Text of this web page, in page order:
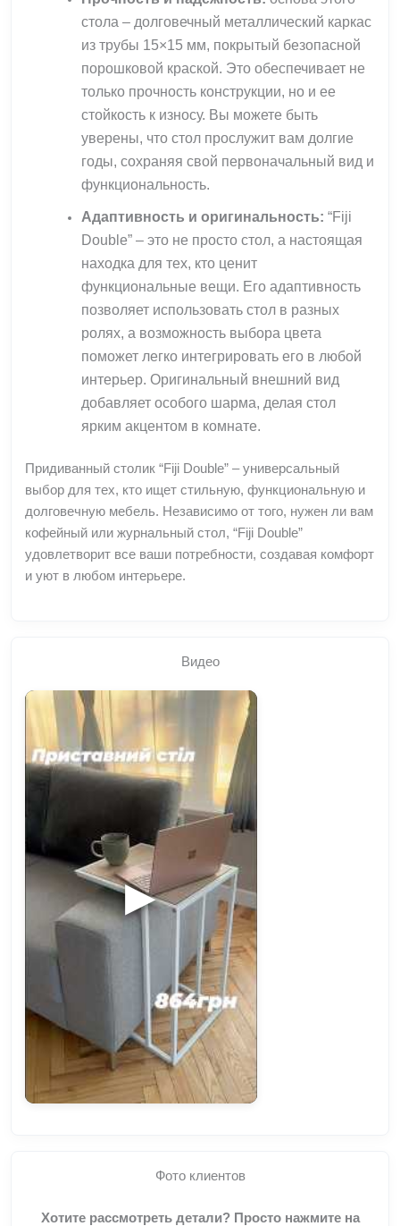
стола – долговечный металлический каркас
из трубы 15×15 мм, покрытый безопасной
порошковой краской. Это обеспечивает не
только прочность конструкции, но и ее
стойкость к износу. Вы можете быть
уверены, что стол прослужит вам долгие
годы, сохраняя свой первоначальный вид и
функциональность.
Адаптивность и оригинальность: “Fiji
Double” – это не просто стол, а настоящая
находка для тех, кто ценит
функциональные вещи. Его адаптивность
позволяет использовать стол в разных
ролях, а возможность выбора цвета
поможет легко интегрировать его в любой
интерьер. Оригинальный внешний вид
добавляет особого шарма, делая стол
ярким акцентом в комнате.
Придиванный столик “Fiji Double” – универсальный
выбор для тех, кто ищет стильную, функциональную и
долговечную мебель. Независимо от того, нужен ли вам
кофейный или журнальный стол, “Fiji Double”
удовлетворит все ваши потребности, создавая комфорт
и уют в любом интерьере.
Видео
▶
Фото клиентов
Хотите рассмотреть детали? Просто нажмите на